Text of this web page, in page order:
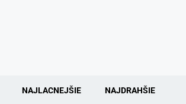
NAJLACNEJŠIE NAJDRAHŠIE